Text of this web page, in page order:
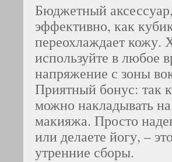
Бюджетный
эффективно, как
переохлаждает кожу.
используйте в любое
напряжение с зоны
Приятный бонус: так
можно накладывать
макияжа. Просто
или делаете йогу, –
утренние сборы.